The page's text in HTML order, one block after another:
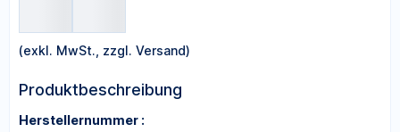
(exkl. MwSt., zzgl. Versand)
Produktbeschreibung
Herstellernummer :